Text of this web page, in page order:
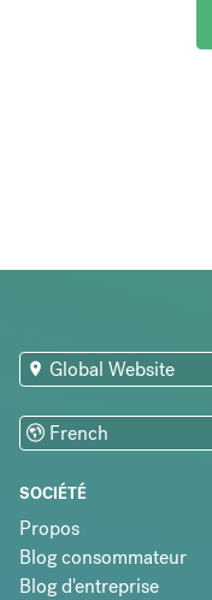
SOCIÉTÉ
Propos
Blog consommateur
Blog d'entreprise